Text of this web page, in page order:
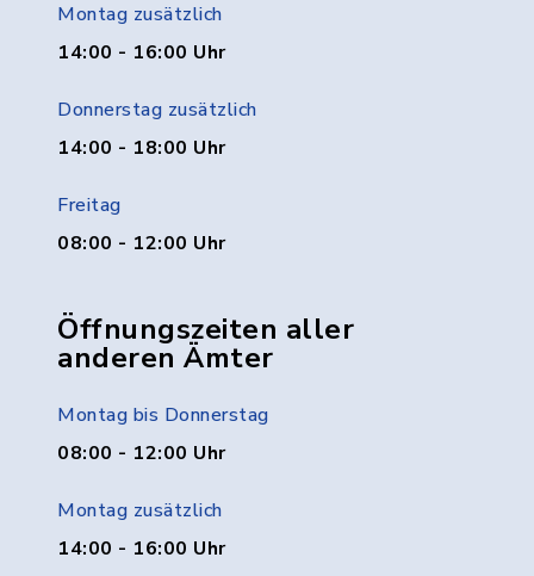
Montag zusätzlich
14:00 - 16:00 Uhr
Donnerstag zusätzlich
14:00 - 18:00 Uhr
Freitag
08:00 - 12:00 Uhr
Öffnungszeiten aller
anderen Ämter
Montag bis Donnerstag
08:00 - 12:00 Uhr
Montag zusätzlich
14:00 - 16:00 Uhr